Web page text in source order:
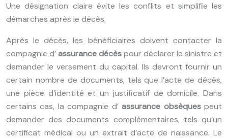
Une désignation claire évite les conflits et simplifie les
démarches après le décès.
Après le décès, les bénéficiaires doivent contacter la
compagnie d’assurance décèspour déclarer le sinistre et
demander le versement du capital. Ils devront fournir un
certain nombre de documents, tels que l’acte de décès,
une pièce d’identité et un justificatif de domicile. Dans
certains cas, la compagnie d’assurance obsèquespeut
demander des documents complémentaires, tels qu’un
certificat médical ou un extrait d’acte de naissance. Le